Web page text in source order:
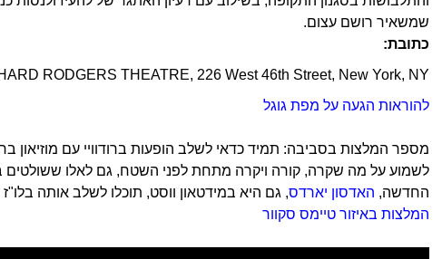
שמשאיר רושם עצום.
כתובת:
RODGERS THEATRE, 226 West 46th Street, New York, NY
להוראות הגעה על מפת גוגל
מספר המלצות בסביבה: תמיד כדאי לשלב הופעות ברודוויי עם מוזיאון
לשמוע על מה שקרה, קורה ויקרה מתחת לפני השטח, גם לאלו ששולטים
החדשה, האדסון יארדס, גם היא במידטאון ווסט, תוכלו לשלב אותה
המלצות באיזור טיימס סקוור